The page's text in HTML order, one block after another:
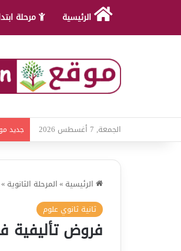
الرئيسية مرحلة
الجمعة, 7 أغسطس 2026 جديد
الرئيسية »المرحلة الثانوية »
ثانية ثانوي علوم
فروض تأليفية